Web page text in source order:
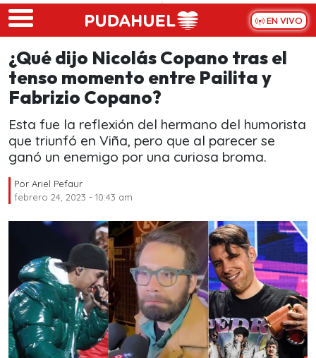
Skip to main content
EN VIVO
¿Qué dijo Nicolás Copano tras el
tenso momento entre Pailita y
Fabrizio Copano?
Esta fue la reflexión del hermano del humorista
que triunfó en Viña, pero que al parecer se
ganó un enemigo por una curiosa broma.
Por Ariel Pefaur
febrero 24, 2023 - 10:43 am